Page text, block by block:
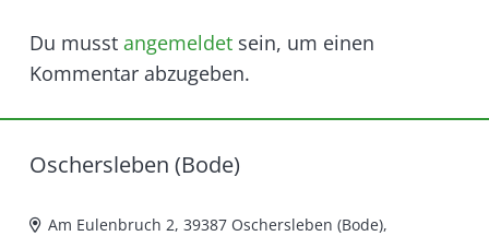
Du musst angemeldet sein, um einen
Kommentar abzugeben.
Oschersleben (Bode)
Am Eulenbruch 2, 39387 Oschersleben (Bode),